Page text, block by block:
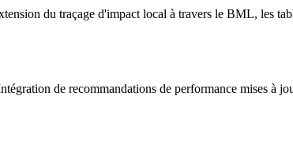
du traçage d'impact local à travers le BML, les
de recommandations de performance mises à